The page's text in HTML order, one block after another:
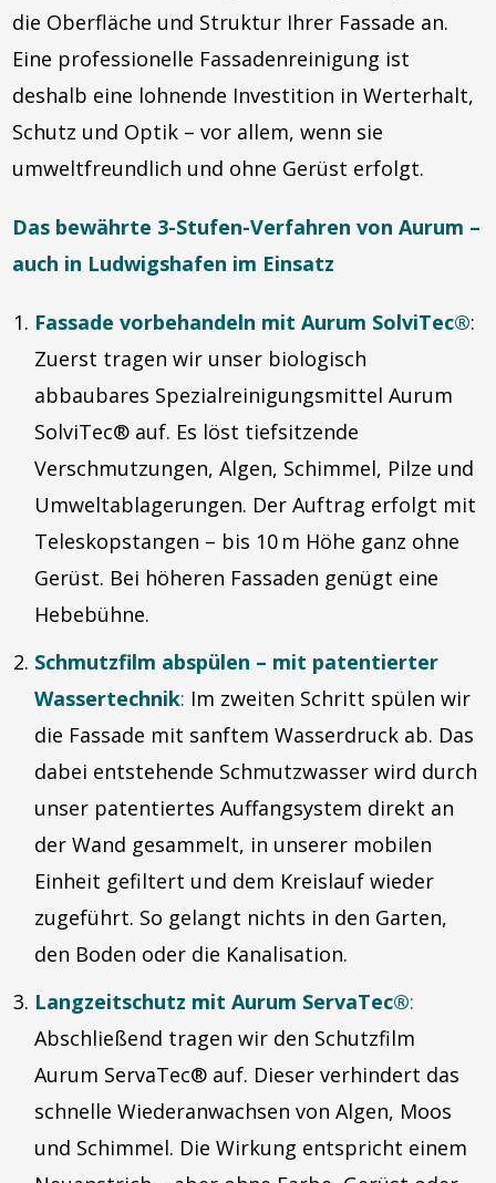
die Oberfläche und Struktur Ihrer Fassade an.
Eine professionelle Fassadenreinigung ist
deshalb eine lohnende Investition in Werterhalt,
Schutz und Optik – vor allem, wenn sie
umweltfreundlich und ohne Gerüst erfolgt.
Das bewährte 3-Stufen-Verfahren von Aurum –
auch in Ludwigshafen im Einsatz
Fassade vorbehandeln mit Aurum SolviTec®:
Zuerst tragen wir unser biologisch
abbaubares Spezialreinigungsmittel Aurum
SolviTec® auf. Es löst tiefsitzende
Verschmutzungen, Algen, Schimmel, Pilze und
Umweltablagerungen. Der Auftrag erfolgt mit
Teleskopstangen – bis 10 m Höhe ganz ohne
Gerüst. Bei höheren Fassaden genügt eine
Hebebühne.
Schmutzfilm abspülen – mit patentierter
Wassertechnik: Im zweiten Schritt spülen wir
die Fassade mit sanftem Wasserdruck ab. Das
dabei entstehende Schmutzwasser wird durch
unser patentiertes Auffangsystem direkt an
der Wand gesammelt, in unserer mobilen
Einheit gefiltert und dem Kreislauf wieder
zugeführt. So gelangt nichts in den Garten,
den Boden oder die Kanalisation.
Langzeitschutz mit Aurum ServaTec®:
Abschließend tragen wir den Schutzfilm
Aurum ServaTec® auf. Dieser verhindert das
schnelle Wiederanwachsen von Algen, Moos
und Schimmel. Die Wirkung entspricht einem